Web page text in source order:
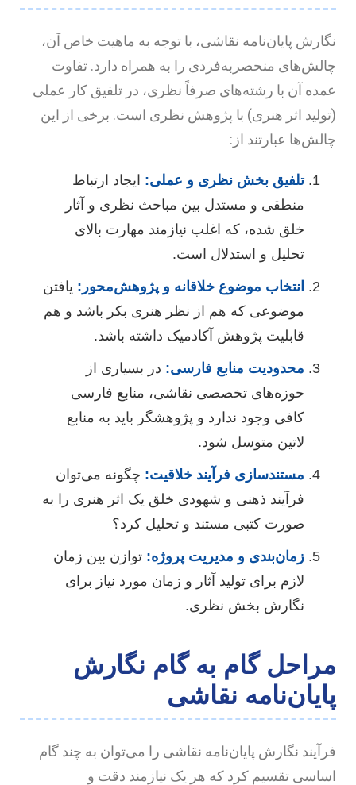
پایان‌نامه نقاشی، با توجه به ماهیت خاص آن،
منحصربه‌فردی را به همراه دارد. تفاوت
آن با رشته‌های صرفاً نظری، در تلفیق کار عملی
اثر هنری) با پژوهش نظری است. برخی از این
عبارتند از:
تلفیق بخش نظری و عملی:ایجاد ارتباط
منطقی و مستدل بین مباحث نظری و آثار
خلق شده، که اغلب نیازمند مهارت بالای
تحلیل و استدلال است.
انتخاب موضوع خلاقانه و پژوهش‌محور:یافتن
موضوعی که هم از نظر هنری بکر باشد و هم
قابلیت پژوهش آکادمیک داشته باشد.
محدودیت منابع فارسی:در بسیاری از
حوزه‌های تخصصی نقاشی، منابع فارسی
کافی وجود ندارد و پژوهشگر باید به منابع
لاتین متوسل شود.
مستندسازی فرآیند خلاقیت:چگونه می‌توان
فرآیند ذهنی و شهودی خلق یک اثر هنری را به
صورت کتبی مستند و تحلیل کرد؟
زمان‌بندی و مدیریت پروژه:توازن بین زمان
لازم برای تولید آثار و زمان مورد نیاز برای
نگارش بخش نظری.
گام به گام نگارش
نقاشی
نگارش پایان‌نامه نقاشی را می‌توان به چند گام
تقسیم کرد که هر یک نیازمند دقت و